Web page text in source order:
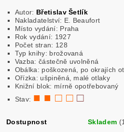
Autor: Břetislav Šetlík
Nakladatelství: E. Beaufort
Místo vydání: Praha
Rok vydání: 1927
Počet stran: 128
Typ knihy: brožovaná
Vazba: částečně uvolněná
Obálka: poškozená, po okrajích
Ořízka: ušpiněná, malé otlaky
Knižní blok: mírně opotřebovaný
Stav: ■ ■ □ □ □
Dostupnost Skladem